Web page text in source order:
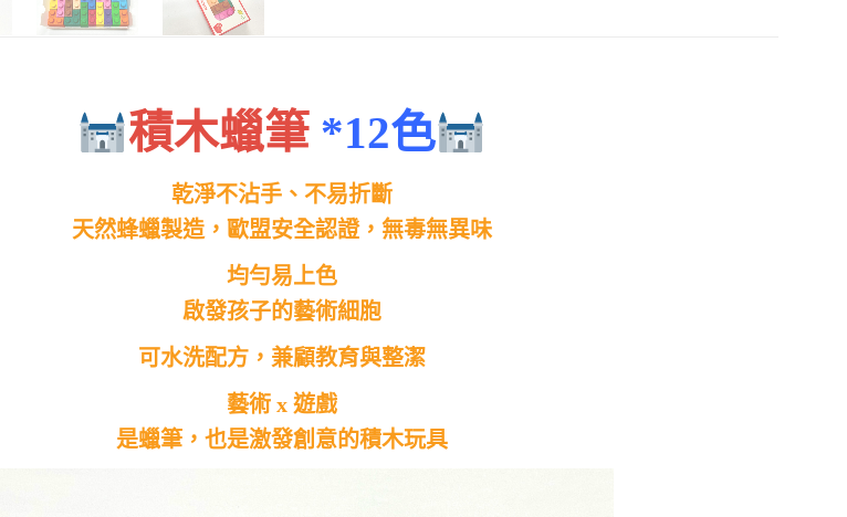
積木蠟筆 *12色
乾淨不沾手、不易折斷
天然蜂蠟製造，歐盟安全認證，無毒無異味
均勻易上色
啟發孩子的藝術細胞
可水洗配方，兼顧教育與整潔
藝術 x 遊戲
是蠟筆，也是激發創意的積木玩具